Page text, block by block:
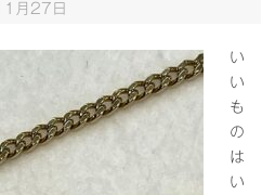
月27日
い
い
も
の
は
い